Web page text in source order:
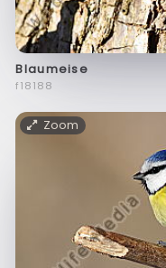
Blaumeise
f18188
Zoom